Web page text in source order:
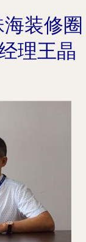
装修圈
理王晶